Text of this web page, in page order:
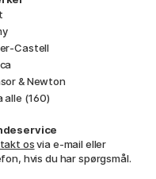
Castell
& Newton
alle (160)
osvia e-mail eller
hvis du har spørgsmål.